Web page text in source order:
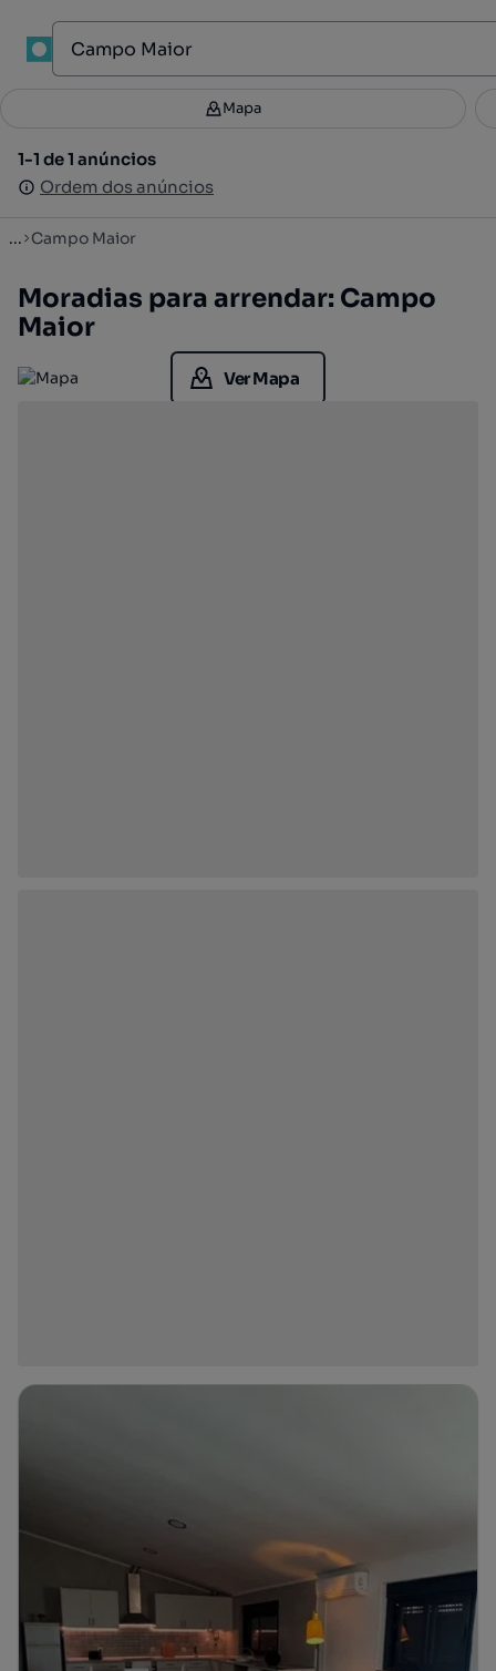
Filtros 3
1-1 de 1 anúncios
Ordem dos anúncios
Mapa
1-1 de 1 anúncios
Ordem dos anúncios
... Campo Maior
Moradias para arrendar: Campo
Maior
Ver Mapa